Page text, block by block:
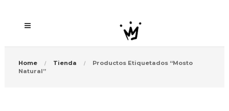
Home Tienda
Productos Etiquetados “mosto
Natural”